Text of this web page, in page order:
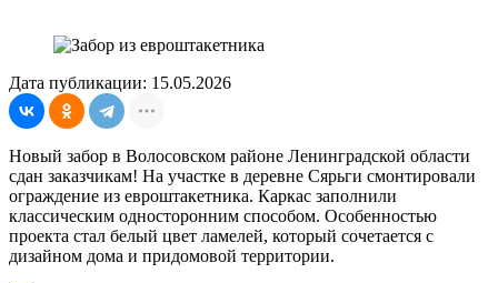
Дата публикации: 15.05.2026
Новый забор в Волосовском районе Ленинградской области
сдан заказчикам! На участке в деревне Сярьги смонтировали
ограждение из евроштакетника. Каркас заполнили
классическим односторонним способом. Особенностью
проекта стал белый цвет ламелей, который сочетается с
дизайном дома и придомовой территории.